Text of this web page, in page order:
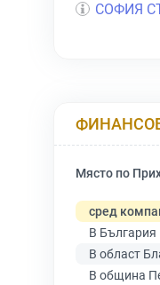
СОФИЯ
Място по
сред
В България
В област
В община